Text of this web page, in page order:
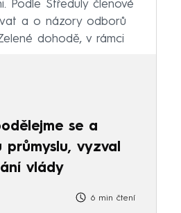
Podle Středuly členové
a o názory odborů
dohodě, v rámci
se a
průmyslu, vyzval
vlády
6 min čtení